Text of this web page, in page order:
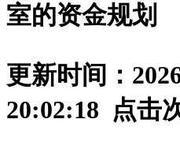
室的资金规划
更新时间：
20:02:18 点击